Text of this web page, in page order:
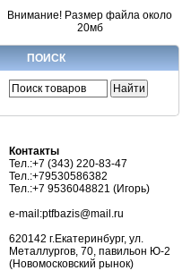
Внимание! Размер файла около
20мб
ПОИСК
Контакты
Тел.:+7 (343) 220-83-47
Тел.:+79530586382
Тел.:+7 9536048821 (Игорь)
e-mail:ptfbazis@mail.ru
620142 г.Екатеринбург, ул.
Металлургов, 70, павильон Ю-2
(Новомосковский рынок)